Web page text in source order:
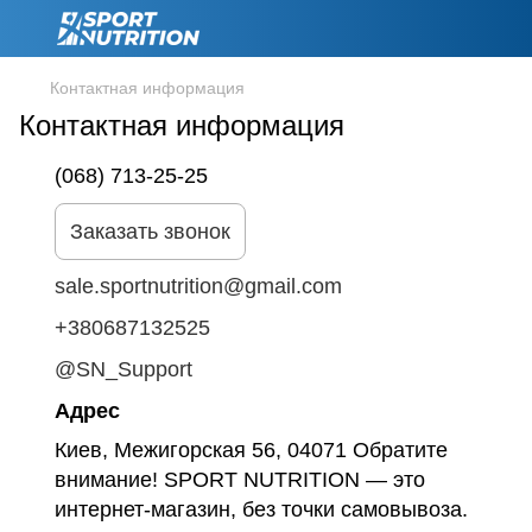
Контактная информация
Контактная информация
(068) 713-25-25
Заказать звонок
sale.sportnutrition@gmail.com
+380687132525
@SN_Support
Адрес
Киев, Межигорская 56, 04071 Обратите
внимание! SPORT NUTRITION — это
интернет-магазин, без точки самовывоза.